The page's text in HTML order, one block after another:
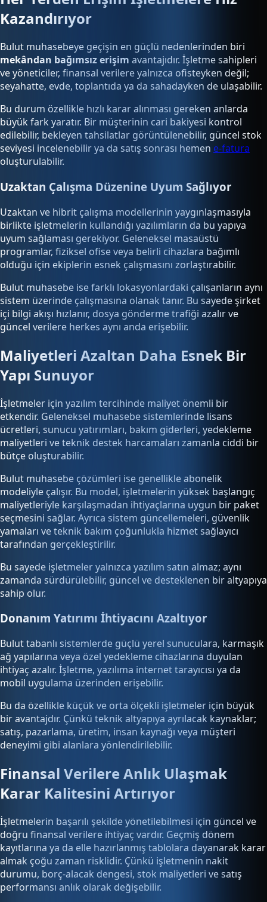
Kazandırıyor
Bulut muhasebeye geçişin en güçlü nedenlerinden biri
mekândan bağımsız erişim avantajıdır. İşletme sahipleri
ve yöneticiler, finansal verilere yalnızca ofisteyken değil;
seyahatte, evde, toplantıda ya da sahadayken de ulaşabilir.
Bu durum özellikle hızlı karar alınması gereken anlarda
büyük fark yaratır. Bir müşterinin cari bakiyesi kontrol
edilebilir, bekleyen tahsilatlar görüntülenebilir, güncel stok
seviyesi incelenebilir ya da satış sonrası hemen e-fatura
oluşturulabilir.
Uzaktan Çalışma Düzenine Uyum Sağlıyor
Uzaktan ve hibrit çalışma modellerinin yaygınlaşmasıyla
birlikte işletmelerin kullandığı yazılımların da bu yapıya
uyum sağlaması gerekiyor. Geleneksel masaüstü
programlar, fiziksel ofise veya belirli cihazlara bağımlı
olduğu için ekiplerin esnek çalışmasını zorlaştırabilir.
Bulut muhasebe ise farklı lokasyonlardaki çalışanların aynı
sistem üzerinde çalışmasına olanak tanır. Bu sayede şirket
içi bilgi akışı hızlanır, dosya gönderme trafiği azalır ve
güncel verilere herkes aynı anda erişebilir.
Maliyetleri Azaltan Daha Esnek Bir
Yapı Sunuyor
İşletmeler için yazılım tercihinde maliyet önemli bir
etkendir. Geleneksel muhasebe sistemlerinde lisans
ücretleri, sunucu yatırımları, bakım giderleri, yedekleme
maliyetleri ve teknik destek harcamaları zamanla ciddi bir
bütçe oluşturabilir.
Bulut muhasebe çözümleri ise genellikle abonelik
modeliyle çalışır. Bu model, işletmelerin yüksek başlangıç
maliyetleriyle karşılaşmadan ihtiyaçlarına uygun bir paket
seçmesini sağlar. Ayrıca sistem güncellemeleri, güvenlik
yamaları ve teknik bakım çoğunlukla hizmet sağlayıcı
tarafından gerçekleştirilir.
Bu sayede işletmeler yalnızca yazılım satın almaz; aynı
zamanda sürdürülebilir, güncel ve desteklenen bir altyapıya
sahip olur.
Donanım Yatırımı İhtiyacını Azaltıyor
Bulut tabanlı sistemlerde güçlü yerel sunuculara, karmaşık
ağ yapılarına veya özel yedekleme cihazlarına duyulan
ihtiyaç azalır. İşletme, yazılıma internet tarayıcısı ya da
mobil uygulama üzerinden erişebilir.
Bu da özellikle küçük ve orta ölçekli işletmeler için büyük
bir avantajdır. Çünkü teknik altyapıya ayrılacak kaynaklar;
satış, pazarlama, üretim, insan kaynağı veya müşteri
deneyimi gibi alanlara yönlendirilebilir.
Finansal Verilere Anlık Ulaşmak
Karar Kalitesini Artırıyor
İşletmelerin başarılı şekilde yönetilebilmesi için güncel ve
doğru finansal verilere ihtiyaç vardır. Geçmiş dönem
kayıtlarına ya da elle hazırlanmış tablolara dayanarak karar
almak çoğu zaman risklidir. Çünkü işletmenin nakit
durumu, borç-alacak dengesi, stok maliyetleri ve satış
performansı anlık olarak değişebilir.